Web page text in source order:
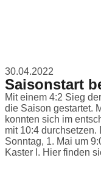
30.04.2022
Saisonstart
Mit einem 4:2 Sieg
die Saison gestartet.
konnten sich im
mit 10:4
Sonntag, 1. Mai um
Kaster I. Hier finden